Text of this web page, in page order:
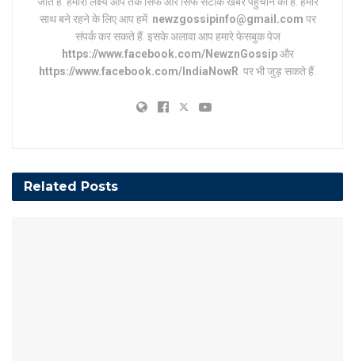
साथ बने रहने के लिए आप हमें newzgossipinfo@gmail.com पर
संपर्क कर सकते हैं. इसके अलावा आप हमारे फेसबुक पेज
https://www.facebook.com/NewznGossipऔर
https://www.facebook.com/IndiaNowR पर भी जुड़ सकते हैं.
Related Posts